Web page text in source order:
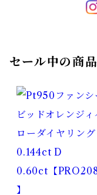
セール中の商品